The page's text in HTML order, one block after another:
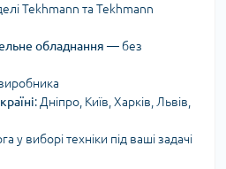
Tekhmann та Tekhmann
обладнання — без
: Дніпро, Київ, Харків, Львів,
у виборі техніки під ваші задачі